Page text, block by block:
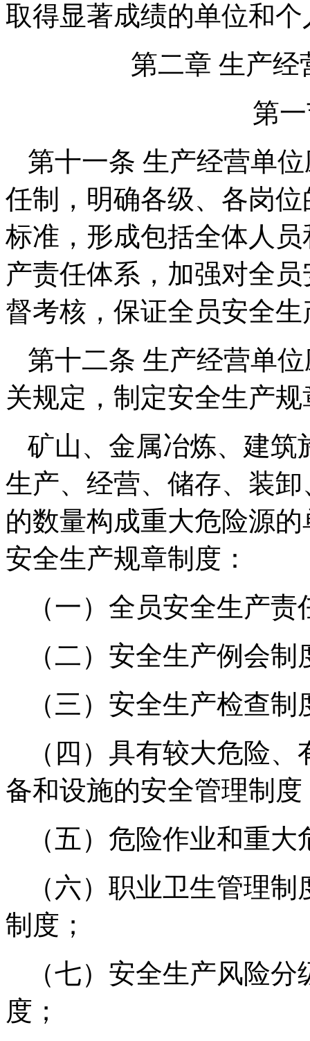
取得显著成绩的单位和
第二章 生产经
第
第十一条 生产经营单
任制，明确各级、各岗
标准，形成包括全体人
产责任体系，加强对全
督考核，保证全员安全
第十二条 生产经营单
关规定，制定安全生产
矿山、金属冶炼、建筑
生产、经营、储存、装
的数量构成重大危险源
安全生产规章制度：
（一）全员安全生产
（二）安全生产例会制
（三）安全生产检查制
（四）具有较大危险
备和设施的安全管理制度
（五）危险作业和重
（六）职业卫生管理
制度；
（七）安全生产风险
度；